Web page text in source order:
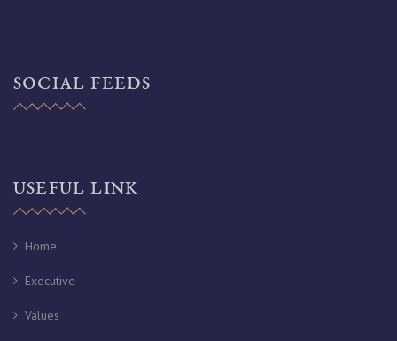
SOCIAL FEEDS
USEFUL LINK
Home
Executive
Values